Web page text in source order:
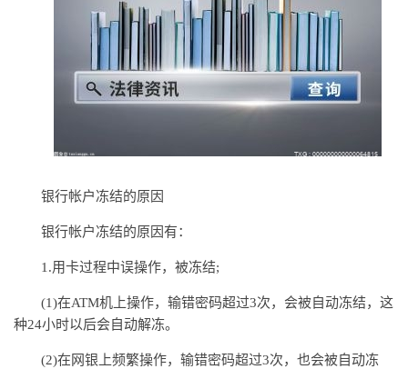
银行帐户冻结的原因
银行帐户冻结的原因有：
1.用卡过程中误操作，被冻结;
(1)在ATM机上操作，输错密码超过3次，会被自动冻结，这
种24小时以后会自动解冻。
(2)在网银上频繁操作，输错密码超过3次，也会被自动冻